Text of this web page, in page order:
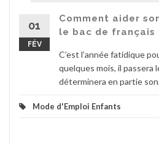
01
FÉV
Comment aider
le bac de français
C’est l’année fatidique
quelques mois, il passera
déterminera en partie
Mode d'Emploi Enfants